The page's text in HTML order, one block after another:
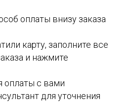
оплаты внизу заказа
карту, заполните все
и нажмите
оплаты с вами
для уточнения